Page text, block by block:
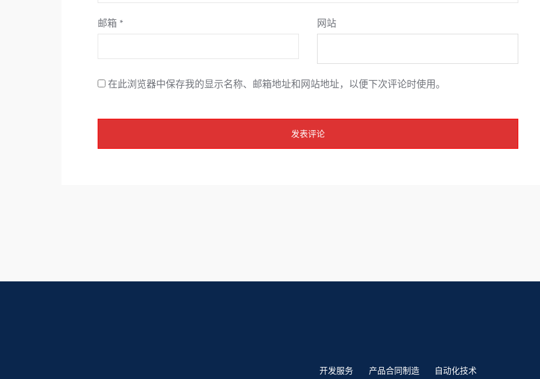
邮箱 * 网站
在此浏览器中保存我的显示名称、邮箱地址和网站地址，以便下次评论时使用。
开发服务 产品合同制造 自动化技术